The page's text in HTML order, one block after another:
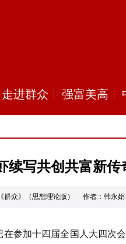
走进群众 强富美高
续写共创共富新传
《群众》（思想理论版） 作者：
在参加十四届全国人大四次